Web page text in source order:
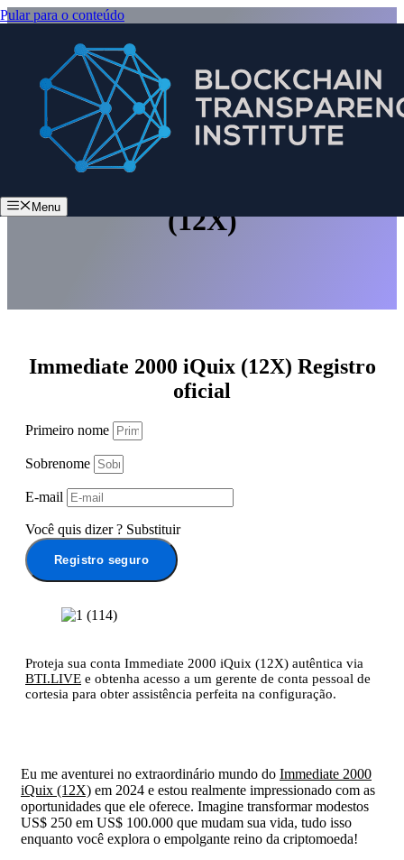
Pular para o conteúdo
Menu
(12X)
Immediate 2000 iQuix (12X) Registro
oficial
Proteja sua conta Immediate 2000 iQuix (12X) autêntica via
BTI.LIVE e obtenha acesso a um gerente de conta pessoal de
cortesia para obter assistência perfeita na configuração.
Primeiro nome
Sobrenome
E-mail
Você quis dizer ? Substituir
Registro seguro
Eu me aventurei no extraordinário mundo do Immediate 2000
iQuix (12X) em 2024 e estou realmente impressionado com as
oportunidades que ele oferece. Imagine transformar modestos
US$ 250 em US$ 100.000 que mudam sua vida, tudo isso
enquanto você explora o empolgante reino da criptomoeda!